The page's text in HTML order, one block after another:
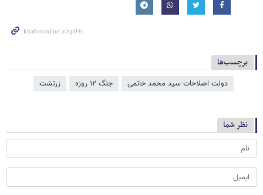
برچسب‌ها
دولت اصلاحات سید محمد خاتمی جنگ ۱۲ روزه زرتشت
نظر شما